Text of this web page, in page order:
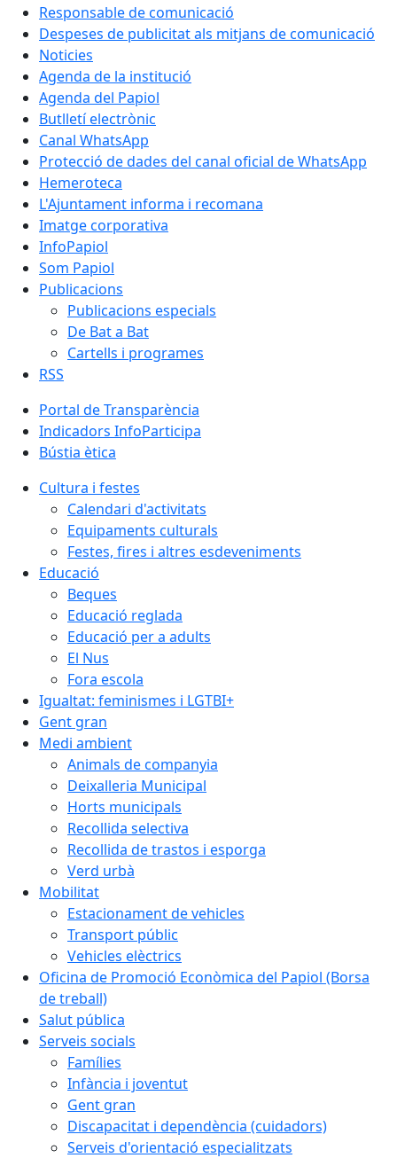
Responsable de comunicació
Despeses de publicitat als mitjans de comunicació
Noticies
Agenda de la institució
Agenda del Papiol
Butlletí electrònic
Canal WhatsApp
Protecció de dades del canal oficial de WhatsApp
Hemeroteca
L'Ajuntament informa i recomana
Imatge corporativa
InfoPapiol
Som Papiol
Publicacions
Publicacions especials
De Bat a Bat
Cartells i programes
RSS
Portal de Transparència
Indicadors InfoParticipa
Bústia ètica
Cultura i festes
Calendari d'activitats
Equipaments culturals
Festes, fires i altres esdeveniments
Educació
Beques
Educació reglada
Educació per a adults
El Nus
Fora escola
Igualtat: feminismes i LGTBI+
Gent gran
Medi ambient
Animals de companyia
Deixalleria Municipal
Horts municipals
Recollida selectiva
Recollida de trastos i esporga
Verd urbà
Mobilitat
Estacionament de vehicles
Transport públic
Vehicles elèctrics
Oficina de Promoció Econòmica del Papiol (Borsa
de treball)
Salut pública
Serveis socials
Famílies
Infància i joventut
Gent gran
Discapacitat i dependència (cuidadors)
Serveis d'orientació especialitzats